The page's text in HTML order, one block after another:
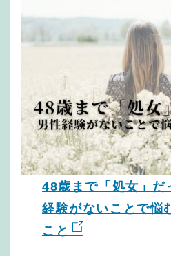
48歳まで「処女」だ
経験がないことで悩
こと